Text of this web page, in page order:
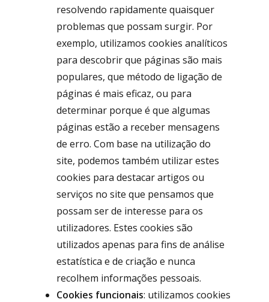
resolvendo rapidamente quaisquer
problemas que possam surgir. Por
exemplo, utilizamos cookies analíticos
para descobrir que páginas são mais
populares, que método de ligação de
páginas é mais eficaz, ou para
determinar porque é que algumas
páginas estão a receber mensagens
de erro. Com base na utilização do
site, podemos também utilizar estes
cookies para destacar artigos ou
serviços no site que pensamos que
possam ser de interesse para os
utilizadores. Estes cookies são
utilizados apenas para fins de análise
estatística e de criação e nunca
recolhem informações pessoais.
Cookies funcionais: utilizamos cookies